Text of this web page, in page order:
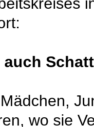
auch
wo sie